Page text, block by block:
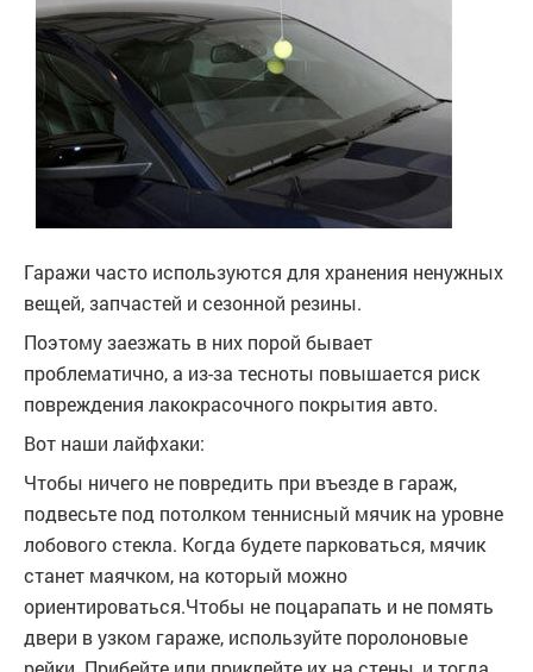
Гаражи часто используются для хранения ненужных
вещей, запчастей и сезонной резины.
Поэтому заезжать в них порой бывает
проблематично, а из-за тесноты повышается риск
повреждения лакокрасочного покрытия авто.
Вот наши лайфхаки:
Чтобы ничего не повредить при въезде в гараж,
подвесьте под потолком теннисный мячик на уровне
лобового стекла. Когда будете парковаться, мячик
станет маячком, на который можно
ориентироваться.Чтобы не поцарапать и не помять
двери в узком гараже, используйте поролоновые